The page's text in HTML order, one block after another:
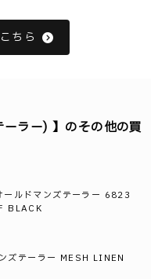
ちら
ラー) 】のその他の買
ルドマンズテーラー 6823
BLACK
ズテーラー MESH LINEN